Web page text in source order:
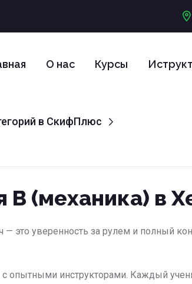
О нас Курсы
в СкифПлюс
(механика) в
— это уверенность за рулем и полный
инструкторами. Каждый